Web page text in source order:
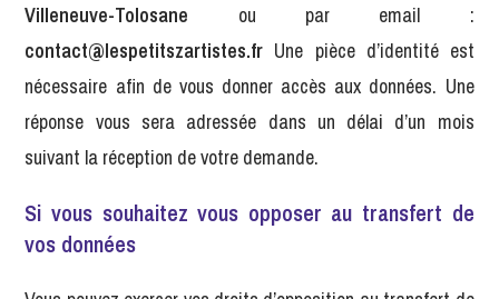
Villeneuve-Tolosane ou par email :
contact@lespetitszartistes.fr Une pièce d’identité est
nécessaire afin de vous donner accès aux données. Une
réponse vous sera adressée dans un délai d’un mois
suivant la réception de votre demande.
Si vous souhaitez vous opposer au transfert de
vos données